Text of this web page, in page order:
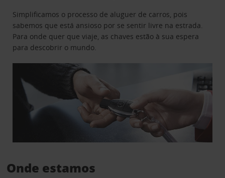
Simplificamos o processo de aluguer de carros, pois
sabemos que está ansioso por se sentir livre na estrada.
Para onde quer que viaje, as chaves estão à sua espera
para descobrir o mundo.
Onde estamos